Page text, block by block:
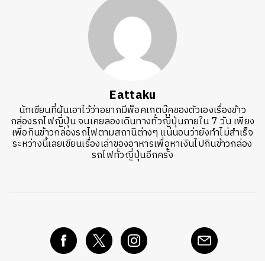
Eattaku
นักเขียนที่ฝันเอาไว้ว่าอยากมีพ็อคเกตบุ๊คของตัวเองเรื่องข้าว
กล่องรถไฟญี่ปุ่น จนเคยลองเดินทางทั่วญี่ปุ่นภายใน 7 วัน เพียง
เพื่อกินข้าวกล่องรถไฟตามสถานีต่างๆ แน่นอนว่ายังทำไม่สำเร็จ
ระหว่างนี้เลยเขียนเรื่องเล่าของอาหารเพื่อหาเงินไปกินข้าวกล่อง
รถไฟทั่วญี่ปุ่นอีกครั้ง